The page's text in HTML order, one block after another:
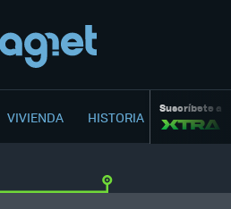
VIVIENDA HISTORIA Suscríbete a